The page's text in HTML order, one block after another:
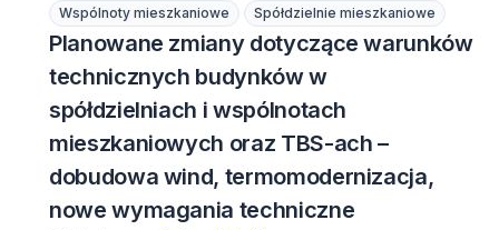
Wspólnoty mieszkaniowe Spółdzielnie mieszkaniowe
Planowane zmiany dotyczące warunków
technicznych budynków w
spółdzielniach i wspólnotach
mieszkaniowych oraz TBS-ach –
dobudowa wind, termomodernizacja,
nowe wymagania techniczne